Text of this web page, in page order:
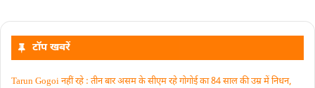
टॉप खबरें
Tarun Gogoi नहीं रहे : तीन बार असम के सीएम रहे गोगोई का 84 साल की उम्र में निधन,